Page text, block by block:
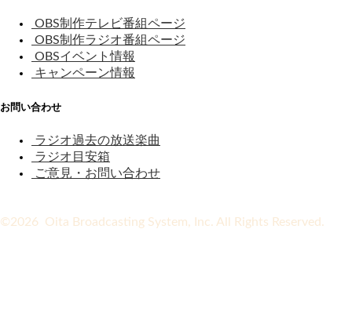
OBS制作テレビ番組ページ
OBS制作ラジオ番組ページ
OBSイベント情報
キャンペーン情報
お問い合わせ
ラジオ過去の放送楽曲
ラジオ目安箱
ご意見・お問い合わせ
©2026 Oita Broadcasting System, Inc. All Rights Reserved.